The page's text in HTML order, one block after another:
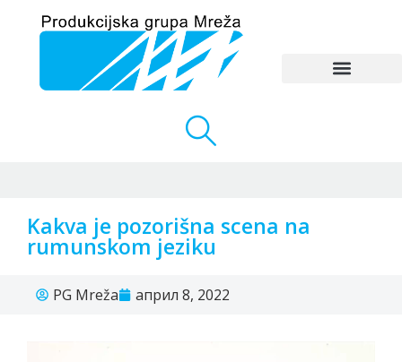
Kakva je pozorišna scena na
rumunskom jeziku
PG Mreža април 8, 2022